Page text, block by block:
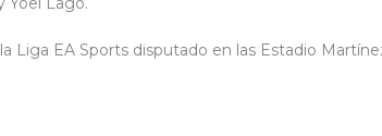
Liga EA Sports disputado en las Estadio